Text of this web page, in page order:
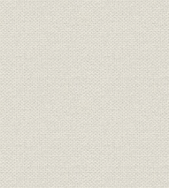
価格;経営
価格;経営